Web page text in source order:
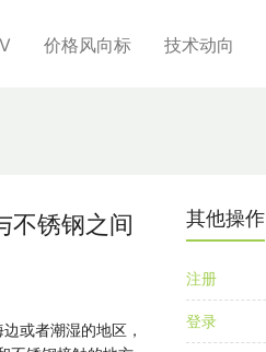
价格风向标 技术动向
不锈钢之间
或者潮湿的地区，
其他操作
注册
登录